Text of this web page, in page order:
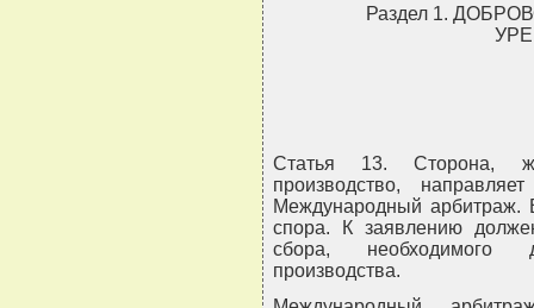
Раздел 1.
Статья 13. Сторона,
производство,
Международный арбитраж.
спора. К заявлению
сбора, необходимого
производства.